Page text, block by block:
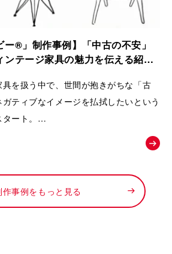
ー®」制作事例】「中古の不安」
ンテージ家具の魅力を伝える紹介
を扱う中で、世間が抱きがちな「古
ティブなイメージを払拭したいという
ート。
によって生まれる「新品以上の価値」
んでほしい」というお店からの新しい提
されました。
作事例をもっと見る